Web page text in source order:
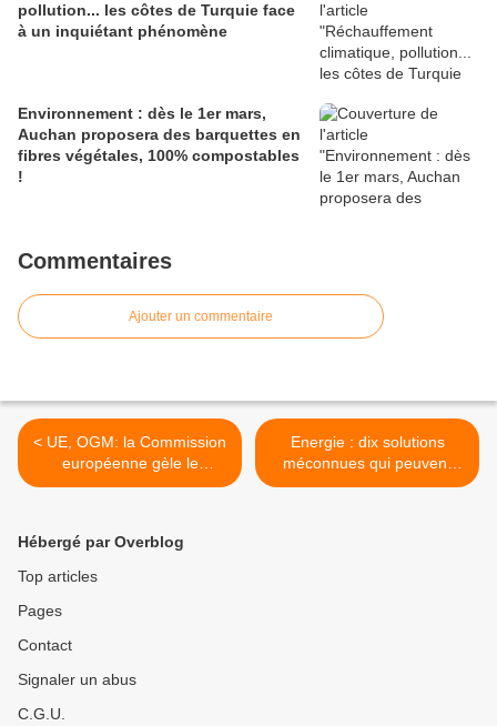
pollution... les côtes de Turquie face
à un inquiétant phénomène
Environnement : dès le 1er mars,
Auchan proposera des barquettes en
fibres végétales, 100% compostables
!
Commentaires
Ajouter un commentaire
< UE, OGM: la Commission
européenne gèle le
processus d'autorisation de
Energie : dix solutions
méconnues qui peuvent
changer le futur >
Hébergé par Overblog
Top articles
Pages
Contact
Signaler un abus
C.G.U.